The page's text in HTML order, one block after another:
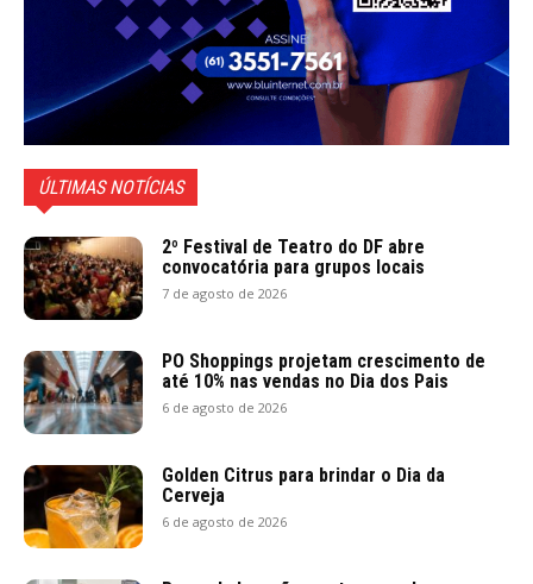
ÚLTIMAS NOTÍCIAS
2º Festival de Teatro do DF abre
convocatória para grupos locais
7 de agosto de 2026
PO Shoppings projetam crescimento de
até 10% nas vendas no Dia dos Pais
6 de agosto de 2026
Golden Citrus para brindar o Dia da
Cerveja
6 de agosto de 2026